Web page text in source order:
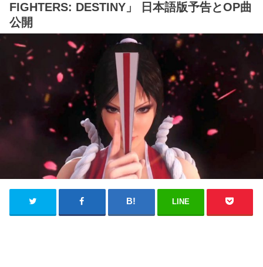
FIGHTERS: DESTINY」 日本語版予告とOP曲
公開
LINE